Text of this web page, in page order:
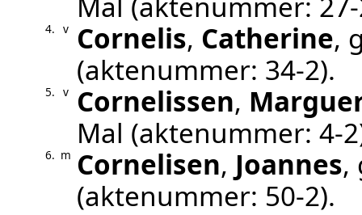
4. v Cornelis, Catherine,
(aktenummer: 34-2).
5. v Cornelissen,
Mal (aktenummer:4-2
6. m Cornelisen, Joannes,
(aktenummer: 50-2).